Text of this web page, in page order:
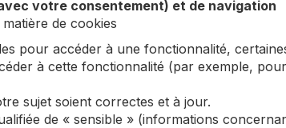
votre consentement) et de navigation
de cookies
pour accéder à une fonctionnalité,
à cette fonctionnalité (par exemple,
sujet soient correctes et à jour.
de « sensible » (informations